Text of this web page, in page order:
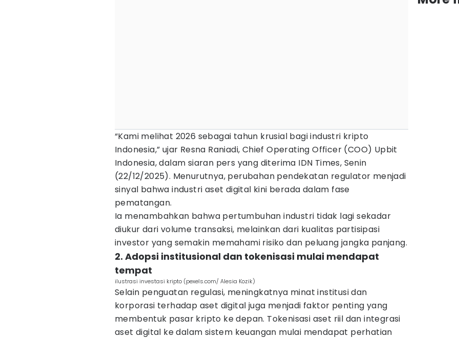
“Kami melihat 2026 sebagai tahun krusial bagi industri kripto
Indonesia,” ujar Resna Raniadi, Chief Operating Officer (COO) Upbit
Indonesia, dalam siaran pers yang diterima IDN Times, Senin
(22/12/2025). Menurutnya, perubahan pendekatan regulator menjadi
sinyal bahwa industri aset digital kini berada dalam fase
pematangan.
Ia menambahkan bahwa pertumbuhan industri tidak lagi sekadar
diukur dari volume transaksi, melainkan dari kualitas partisipasi
investor yang semakin memahami risiko dan peluang jangka panjang.
2. Adopsi institusional dan tokenisasi mulai mendapat
tempat
ilustrasi investasi kripto (pexels.com/ Alesia Kozik)
Selain penguatan regulasi, meningkatnya minat institusi dan
korporasi terhadap aset digital juga menjadi faktor penting yang
membentuk pasar kripto ke depan. Tokenisasi aset riil dan integrasi
aset digital ke dalam sistem keuangan mulai mendapat perhatian